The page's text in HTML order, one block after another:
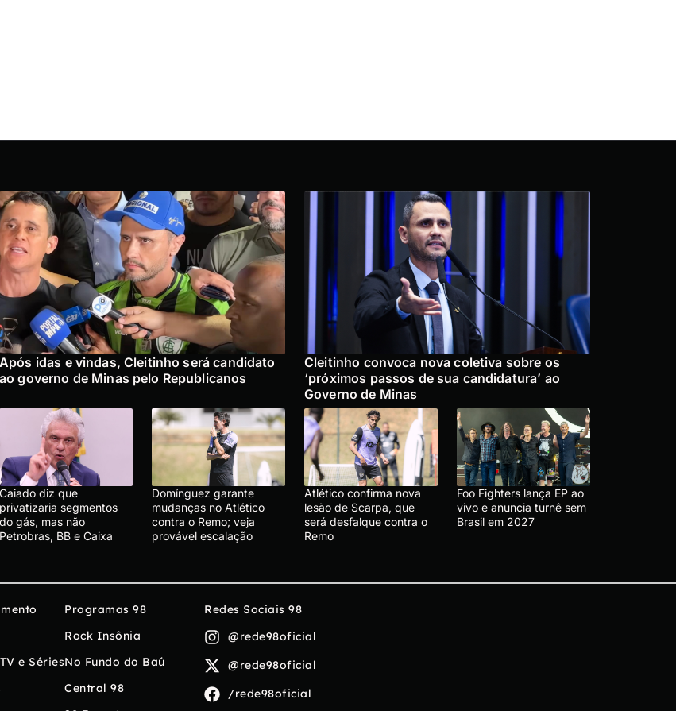
Após idas e vindas, Cleitinho será candidato
ao governo de Minas pelo Republicanos
Cleitinho convoca nova coletiva sobre os
‘próximos passos de sua candidatura’ ao
Governo de Minas
Caiado diz que
privatizaria segmentos
do gás, mas não
Petrobras, BB e Caixa
Domínguez garante
mudanças no Atlético
contra o Remo; veja
provável escalação
Atlético confirma nova
lesão de Scarpa, que
será desfalque contra o
Remo
Foo Fighters lança EP ao
vivo e anuncia turnê sem
Brasil em 2027
e Séries
Programas 98
Rock Insônia
No Fundo do Baú
Central 98
Redes Sociais 98
@rede98oficial
@rede98oficial
/rede98oficial